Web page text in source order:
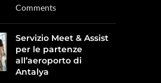
Comments
Servizio Meet & Assist
per le partenze
all’aeroporto di
Antalya